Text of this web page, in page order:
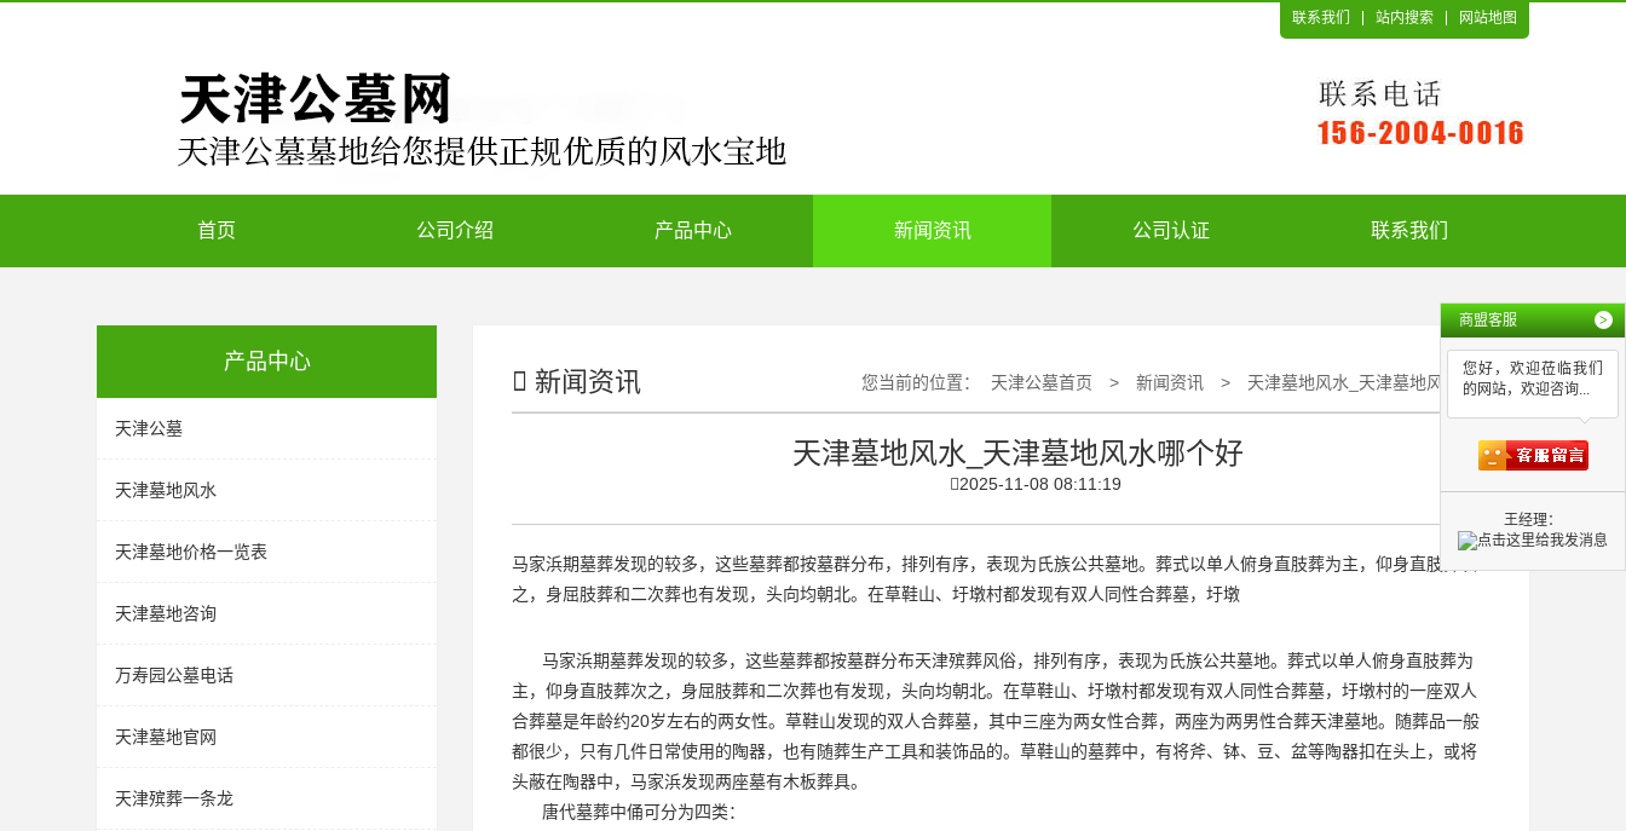
联系我们 站内搜索 网站地图
首页 公司介绍 产品中心 新闻资讯 公司认证 联系我们
产品中心
天津公墓
天津墓地风水
天津墓地价格一览表
天津墓地咨询
万寿园公墓电话
天津墓地官网
天津殡葬一条龙
新闻资讯 您当前的位置： 天津公墓首页 > 新闻资讯 > 天津墓地风水_天津墓地风水哪个好
天津墓地风水_天津墓地风水哪个好
2025-11-08 08:11:19
马家浜期墓葬发现的较多，这些墓葬都按墓群分布，排列有序，表现为氏族公共墓地。葬式以单人俯身直肢葬为主，仰身直肢葬次
之，身屈肢葬和二次葬也有发现，头向均朝北。在草鞋山、圩墩村都发现有双人同性合葬墓，圩墩
马家浜期墓葬发现的较多，这些墓葬都按墓群分布天津殡葬风俗，排列有序，表现为氏族公共墓地。葬式以单人俯身直肢葬为
主，仰身直肢葬次之，身屈肢葬和二次葬也有发现，头向均朝北。在草鞋山、圩墩村都发现有双人同性合葬墓，圩墩村的一座双人
合葬墓是年龄约20岁左右的两女性。草鞋山发现的双人合葬墓，其中三座为两女性合葬，两座为两男性合葬天津墓地。随葬品一般
都很少，只有几件日常使用的陶器，也有随葬生产工具和装饰品的。草鞋山的墓葬中，有将斧、钵、豆、盆等陶器扣在头上，或将
头蔽在陶器中，马家浜发现两座墓有木板葬具。
唐代墓葬中俑可分为四类：
商盟客服 >
您好，欢迎莅临我们
的网站，欢迎咨询...
王经理：